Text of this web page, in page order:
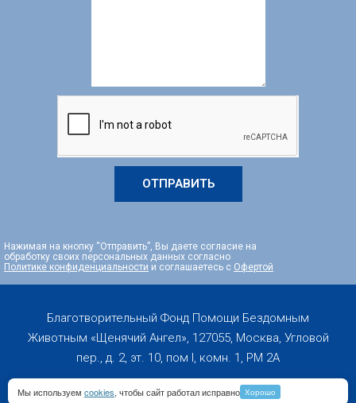
ОТПРАВИТЬ
Нажимая на кнопку “Отправить”, Вы даете согласие на
обработку своих персональных данных согласно
Политике конфиденциальности и соглашаетесь с Офертой
Благотворительный Фонд Помощи Бездомным
Животным «Щенячий Ангел», 127055, Москва, Угловой
пер., д. 2, эт. 10, пом I, комн. 1, PM 2А
Copyright 2019-2026 © All rights Reserved
Мы используем cookies, чтобы сайт работал исправно Хорошо